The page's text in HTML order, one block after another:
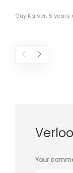
Guy Kaiser, 6 years
Your